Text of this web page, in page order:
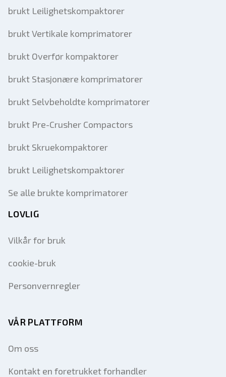
brukt Leilighetskompaktorer
brukt Vertikale komprimatorer
brukt Overfør kompaktorer
brukt Stasjonære komprimatorer
brukt Selvbeholdte komprimatorer
brukt Pre-Crusher Compactors
brukt Skruekompaktorer
brukt Leilighetskompaktorer
Se alle brukte komprimatorer
LOVLIG
Vilkår for bruk
cookie-bruk
Personvernregler
VÅR PLATTFORM
Om oss
Kontakt en foretrukket forhandler